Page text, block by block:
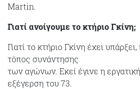
Martin.
Γιατί ανοίγουμε το κτήριο Γκίνη;
Γιατί το κτήριο Γκίνη έχει
τόπος συνάντησης
των αγώνων. Εκεί έγινε η
εξέγερση του 73.